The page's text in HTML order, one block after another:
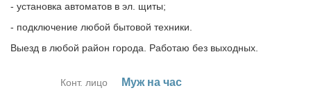
- установка автоматов в эл. щиты;
- подключение любой бытовой техники.
Выезд в любой район города. Работаю без выходных.
Конт. лицо Муж на час